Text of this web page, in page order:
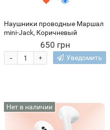
Наушники проводные Маршал
mini-Jack, Коричневый
650 грн
+
- Уведомить
Нет в наличии